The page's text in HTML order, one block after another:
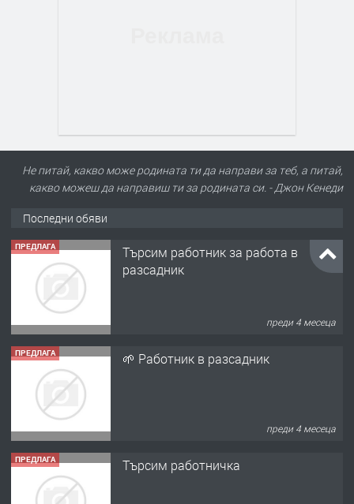
Не питай, какво може родината ти да направи за теб, а питай,
какво можеш да направиш ти за родината си. - Джон Кенеди
Последни обяви
ПРЕДЛАГА
Търсим работник за работа в
разсадник
преди 4 месеца
ПРЕДЛАГА 🌱 Работник в разсадник
преди 4 месеца
ПРЕДЛАГА Търсим работничка